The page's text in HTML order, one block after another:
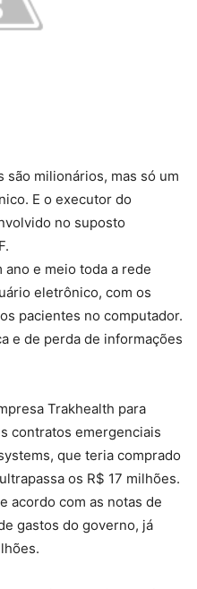
são milionários, mas só um
E o executor do
no suposto
e meio toda a rede
eletrônico, com os
pacientes no computador.
e de perda de informações
Trakhealth para
contratos emergenciais
que teria comprado
os R$ 17 milhões.
acordo com as notas de
gastos do governo, já